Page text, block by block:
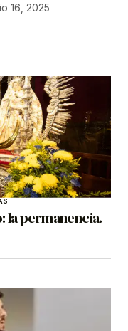
16, 2025
la permanencia.